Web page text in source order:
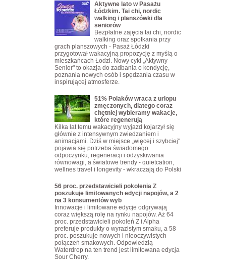
Aktywne lato w Pasażu
Łódzkim. Tai chi, nordic
walking i planszówki dla
seniorów
Bezpłatne zajęcia tai chi, nordic
walking oraz spotkania przy
grach planszowych - Pasaż Łódzki
przygotował wakacyjną propozycję z myślą o
mieszkańcach Łodzi. Nowy cykl „Aktywny
Senior" to okazja do zadbania o kondycję,
poznania nowych osób i spędzania czasu w
inspirującej atmosferze.
51% Polaków wraca z urlopu
zmęczonych, dlatego coraz
chętniej wybieramy wakacje,
które regenerują
Kilka lat temu wakacyjny wyjazd kojarzył się
głównie z intensywnym zwiedzaniem i
animacjami. Dziś w miejsce „więcej i szybciej"
pojawia się potrzeba świadomego
odpoczynku, regeneracji i odzyskiwania
równowagi, a światowe trendy - quietcation,
wellnes travel i longevity - wkraczają do Polski
56 proc. przedstawicieli pokolenia Z
poszukuje limitowanych edycji napojów, a 2
na 3 konsumentów wyb
Innowacje i limitowane edycje odgrywają
coraz większą rolę na rynku napojów. Aż 64
proc. przedstawicieli pokoleń Z i Alpha
preferuje produkty o wyrazistym smaku, a 58
proc. poszukuje nowych i nieoczywistych
połączeń smakowych. Odpowiedzią
Waterdrop na ten trend jest limitowana edycja
Sour Cherry.